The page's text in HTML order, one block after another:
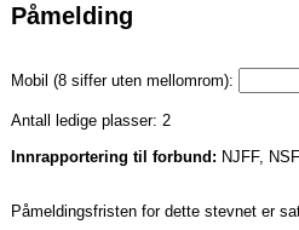
Påmelding
Mobil (8 siffer uten mellomrom):
Antall ledige plasser: 2
Innrapportering til forbund: NJFF, NSF
Påmeldingsfristen for dette stevnet er